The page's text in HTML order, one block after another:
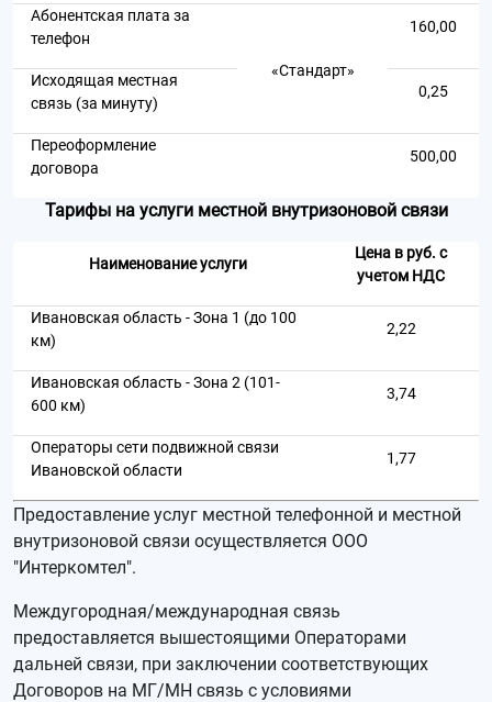
Абонентская плата за
телефон
«Стандарт»
160,00
Исходящая местная
связь (за минуту)
0,25
Переоформление
договора
500,00
Тарифы на услуги местной внутризоновой связи
Наименование услуги
Цена в руб. с
учетом НДС
Ивановская область - Зона 1 (до 100
км)
2,22
Ивановская область - Зона 2 (101-
600 км)
3,74
Операторы сети подвижной связи
Ивановской области
1,77
Предоставление услуг местной телефонной и местной
внутризоновой связи осуществляется ООО
"Интеркомтел".
Междугородная/международная связь
предоставляется вышестоящими Операторами
дальней связи, при заключении соответствующих
Договоров на МГ/МН связь с условиями